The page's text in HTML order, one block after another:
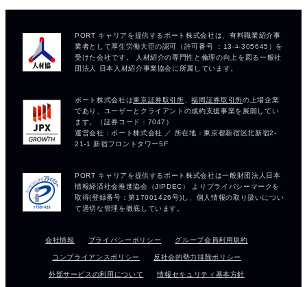
会社情報 プライバシーポリシー グループ会員利用規約
コンプライアンスポリシー 反社会的勢力排除ポリシー
外部サービスの利用について 情報セキュリティ基本方針